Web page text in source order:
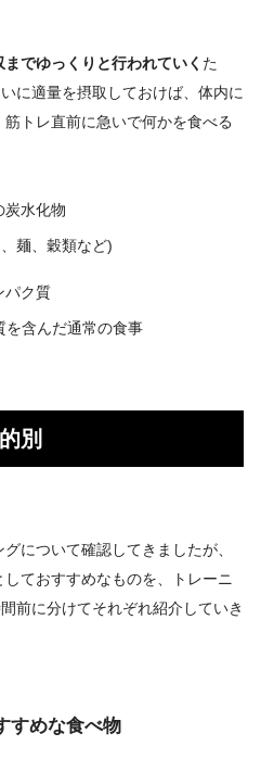
でゆっくりと行われていく た
に適量を摂取しておけば、体内に
トレ直前に急いで何かを食べる
炭水化物
麺、穀類など)
パク質
含んだ通常の食事
別
について確認してきましたが、
ておすすめなものを、トレーニ
前に分けてそれぞれ紹介していき
すめな食べ物